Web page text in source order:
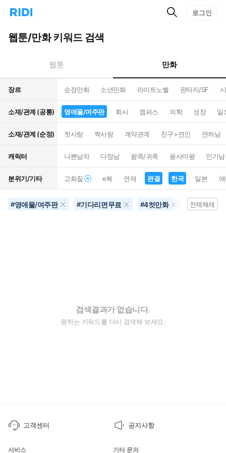
리
홈
으
턴
트
검
로그인
웹툰/만화 키워드 검색
웹툰 만화
장르 순정만화 소년만화 라이트노벨 판타지/SF
소재/관계 (공통) 영애물/여주판 회사 캠퍼스 의학 성장 일
소재/관계 (순정) 첫사랑 짝사랑 계약관계 친구>연인 연하남
캐릭터 나쁜남자 다정남 왕족/귀족 용사마왕 인기남
분위기/기타 고화질 e북 연재 완결 한국 일본
#영애물/여주판 #기다리면무료 #4컷만화 #한국
전체해제
검색결과가 없습니다.
원하는 키워드를 다시 검색해 보세요.
고객센터 공지사항
서비스 기타 문의